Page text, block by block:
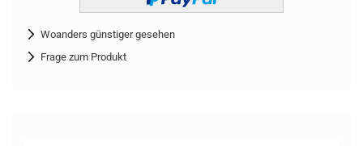
Woanders günstiger gesehen
Frage zum Produkt